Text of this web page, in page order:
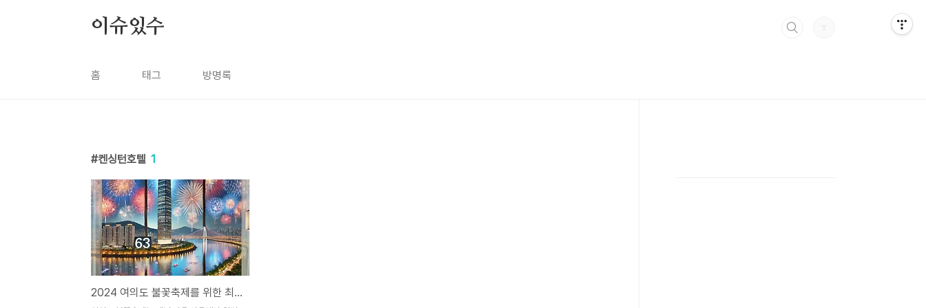
이슈있수
홈 태그 방명록
켄싱턴호텔 1
2024 여의도 불꽃축제를 위한 최적의 호텔 추천 가이드